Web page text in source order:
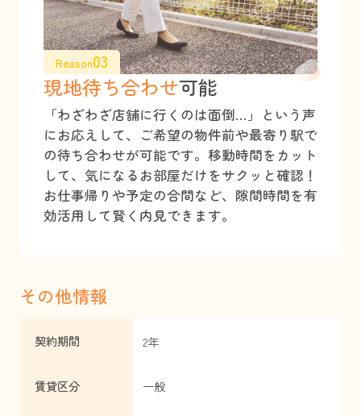
Reason03
現地待ち合わせ可能
「わざわざ店舗に行くのは面倒…」という声
にお応えして、ご希望の物件前や最寄り駅で
の待ち合わせが可能です。移動時間をカット
して、気になるお部屋だけをサクッと確認！
お仕事帰りや予定の合間など、隙間時間を有
効活用して賢く内見できます。
その他情報
契約期間 2年
賃貸区分 一般